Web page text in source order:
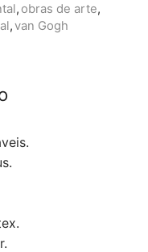
, obras de arte,
,van Gogh